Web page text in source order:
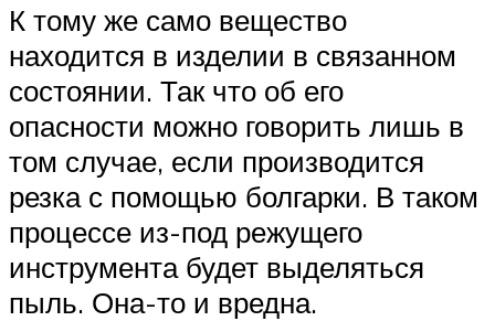
К тому же само вещество
находится в изделии в связанном
состоянии. Так что об его
опасности можно говорить лишь в
том случае, если производится
резка с помощью болгарки. В таком
процессе из-под режущего
инструмента будет выделяться
пыль. Она-то и вредна.